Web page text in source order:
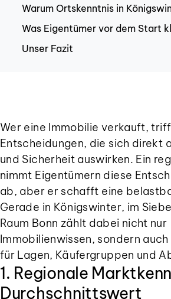
Warum Ortskenntnis in
Was Eigentümer vor dem Start
Unser Fazit
Wer eine Immobilie verkauft,
Entscheidungen, die sich direkt
und Sicherheit auswirken. Ein
nimmt Eigentümern diese
ab, aber er schafft eine
Gerade in Königswinter, im
Raum Bonn zählt dabei nicht nur
Immobilienwissen, sondern
für Lagen, Käufergruppen und
1. Regionale
Durchschnittswert